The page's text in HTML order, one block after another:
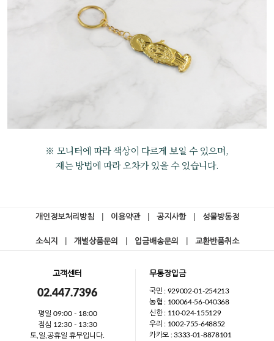
※ 모니터에 따라 색상이 다르게 보일 수 있으며,
재는 방법에 따라 오차가 있을 수 있습니다.
개인정보처리방침 이용약관 공지사항 성물방동정
소식지 개별상품문의 입금배송문의 교환반품취소
고객센터
02.447.7396
평일 09:00 - 18:00
점심 12:30 - 13:30
토,일,공휴일 휴무입니다.
무통장입금
국민 : 929002-01-254213
농협 : 100064-56-040368
신한 : 110-024-155129
우리 : 1002-755-648852
카카오 : 3333-01-8878101